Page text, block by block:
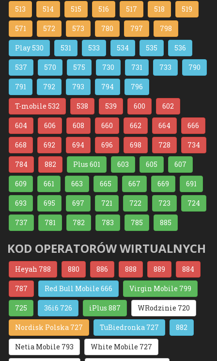
513 514 515 516 517 518 519
571 572 573 780 797 798
Play 530 531 533 534 535 536
537 570 575 730 731 733 790
791 792 793 794 796
T-mobile 532 538 539 600 602
604 606 608 660 662 664 666
668 692 694 696 698 728 734
784 882 Plus 601 603 605 607
609 661 663 665 667 669 691
693 695 697 721 722 723 724
737 781 782 783 785 885
KOD OPERATORÓW WIRTUALNYCH
Heyah 788 880 886 888 889 884
787 Red Bull Mobile 666 Virgin Mobile 799
725 36i6 726 iPlus 887 WRodzinie 720
Nordisk Polska 727 TuBiedronka 727 882
Netia Mobile 793 White Mobile 727